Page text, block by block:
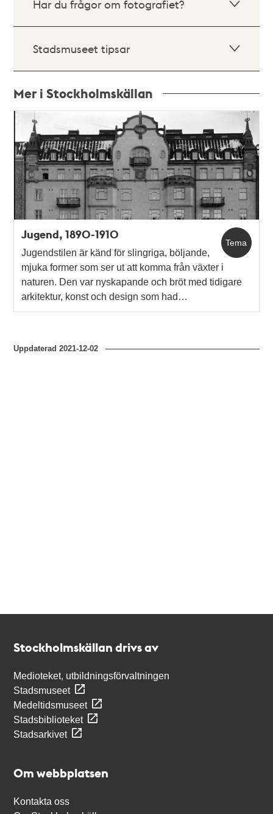
Har du frågor om fotografiet?
Stadsmuseet tipsar
Mer i Stockholmskällan
poster
och
teman
Tema
Jugend, 1890-1910
Jugendstilen är känd för slingriga, böljande,
mjuka former som ser ut att komma från växter i
naturen. Den var nyskapande och bröt med tidigare
arkitektur, konst och design som had…
Uppdaterad2021-12-02
Stockholmskällan drivs av
Medioteket, utbildningsförvaltningen
Stadsmuseet
Medeltidsmuseet
Stadsbiblioteket
Stadsarkivet
Om webbplatsen
Kontakta oss